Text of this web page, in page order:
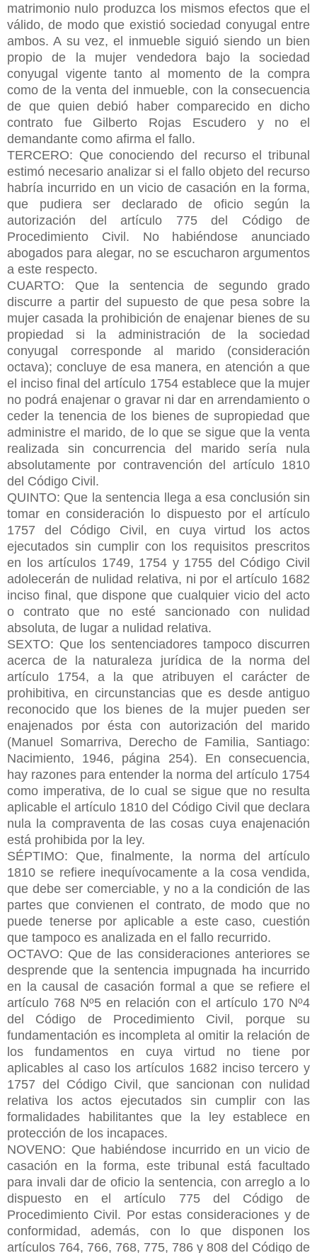
matrimonio nulo produzca los mismos efectos que el
válido, de modo que existió sociedad conyugal entre
ambos. A su vez, el inmueble siguió siendo un bien
propio de la mujer vendedora bajo la sociedad
conyugal vigente tanto al momento de la compra
como de la venta del inmueble, con la consecuencia
de que quien debió haber comparecido en dicho
contrato fue Gilberto Rojas Escudero y no el
demandante como afirma el fallo.
TERCERO: Que conociendo del recurso el tribunal
estimó necesario analizar si el fallo objeto del recurso
habría incurrido en un vicio de casación en la forma,
que pudiera ser declarado de oficio según la
autorización del artículo 775 del Código de
Procedimiento Civil. No habiéndose anunciado
abogados para alegar, no se escucharon argumentos
a este respecto.
CUARTO: Que la sentencia de segundo grado
discurre a partir del supuesto de que pesa sobre la
mujer casada la prohibición de enajenar bienes de su
propiedad si la administración de la sociedad
conyugal corresponde al marido (consideración
octava); concluye de esa manera, en atención a que
el inciso final del artículo 1754 establece que la mujer
no podrá enajenar o gravar ni dar en arrendamiento o
ceder la tenencia de los bienes de supropiedad que
administre el marido, de lo que se sigue que la venta
realizada sin concurrencia del marido sería nula
absolutamente por contravención del artículo 1810
del Código Civil.
QUINTO: Que la sentencia llega a esa conclusión sin
tomar en consideración lo dispuesto por el artículo
1757 del Código Civil, en cuya virtud los actos
ejecutados sin cumplir con los requisitos prescritos
en los artículos 1749, 1754 y 1755 del Código Civil
adolecerán de nulidad relativa, ni por el artículo 1682
inciso final, que dispone que cualquier vicio del acto
o contrato que no esté sancionado con nulidad
absoluta, de lugar a nulidad relativa.
SEXTO: Que los sentenciadores tampoco discurren
acerca de la naturaleza jurídica de la norma del
artículo 1754, a la que atribuyen el carácter de
prohibitiva, en circunstancias que es desde antiguo
reconocido que los bienes de la mujer pueden ser
enajenados por ésta con autorización del marido
(Manuel Somarriva, Derecho de Familia, Santiago:
Nacimiento, 1946, página 254). En consecuencia,
hay razones para entender la norma del artículo 1754
como imperativa, de lo cual se sigue que no resulta
aplicable el artículo 1810 del Código Civil que declara
nula la compraventa de las cosas cuya enajenación
está prohibida por la ley.
SÉPTIMO: Que, finalmente, la norma del artículo
1810 se refiere inequívocamente a la cosa vendida,
que debe ser comerciable, y no a la condición de las
partes que convienen el contrato, de modo que no
puede tenerse por aplicable a este caso, cuestión
que tampoco es analizada en el fallo recurrido.
OCTAVO: Que de las consideraciones anteriores se
desprende que la sentencia impugnada ha incurrido
en la causal de casación formal a que se refiere el
artículo 768 Nº5 en relación con el artículo 170 Nº4
del Código de Procedimiento Civil, porque su
fundamentación es incompleta al omitir la relación de
los fundamentos en cuya virtud no tiene por
aplicables al caso los artículos 1682 inciso tercero y
1757 del Código Civil, que sancionan con nulidad
relativa los actos ejecutados sin cumplir con las
formalidades habilitantes que la ley establece en
protección de los incapaces.
NOVENO: Que habiéndose incurrido en un vicio de
casación en la forma, este tribunal está facultado
para invali dar de oficio la sentencia, con arreglo a lo
dispuesto en el artículo 775 del Código de
Procedimiento Civil. Por estas consideraciones y de
conformidad, además, con lo que disponen los
artículos 764, 766, 768, 775, 786 y 808 del Código de